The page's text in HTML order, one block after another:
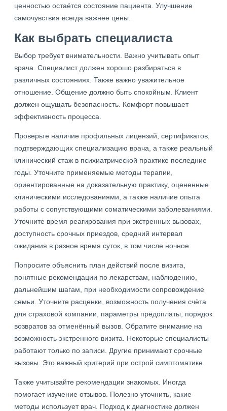
ценностью остаётся состояние пациента. Улучшение
самочувствия всегда важнее цены.
Как выбрать специалиста
Выбор требует внимательности. Важно учитывать опыт
врача. Специалист должен хорошо разбираться в
различных состояниях. Также важно уважительное
отношение. Общение должно быть спокойным. Клиент
должен ощущать безопасность. Комфорт повышает
эффективность процесса.
Проверьте наличие профильных лицензий, сертификатов,
подтверждающих специализацию врача, а также реальный
клинический стаж в психиатрической практике последние
годы. Уточните применяемые методы терапии,
ориентированные на доказательную практику, оцененные
клиническими исследованиями, а также наличие опыта
работы с сопутствующими соматическими заболеваниями.
Уточните время реагирования при экстренных вызовах,
доступность срочных приездов, средний интервал
ожидания в разное время суток, в том числе ночное.
Попросите объяснить план действий после визита,
понятные рекомендации по лекарствам, наблюдению,
дальнейшим шагам, при необходимости сопровождение
семьи. Уточните расценки, возможность получения счёта
для страховой компании, параметры предоплаты, порядок
возвратов за отменённый вызов. Обратите внимание на
возможность экстренного визита. Некоторые специалисты
работают только по записи. Другие принимают срочные
вызовы. Это важный критерий при острой симптоматике.
Также учитывайте рекомендации знакомых. Иногда
помогает изучение отзывов. Полезно уточнить, какие
методы использует врач. Подход к диагностике должен